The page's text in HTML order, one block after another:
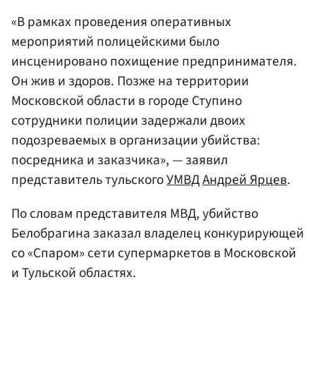
«В рамках проведения оперативных
мероприятий полицейскими было
инсценировано похищение предпринимателя.
Он жив и здоров. Позже на территории
Московской области в городе Ступино
сотрудники полиции задержали двоих
подозреваемых в организации убийства:
посредника и заказчика», — заявил
представитель тульскогоУМВДАндрей Ярцев.
По словам представителя МВД, убийство
Белобрагина заказал владелец конкурирующей
со «Спаром» сети супермаркетов в Московской
и Тульской областях.